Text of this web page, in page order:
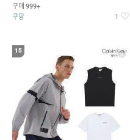
구매 999+
쿠팡 1
15